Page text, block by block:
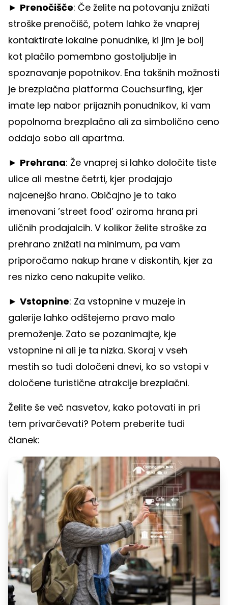
► Prenočišče: Če želite na potovanju znižati
stroške prenočišč, potem lahko že vnaprej
kontaktirate lokalne ponudnike, ki jim je bolj
kot plačilo pomembno gostoljublje in
spoznavanje popotnikov. Ena takšnih možnosti
je brezplačna platforma Couchsurfing, kjer
imate lep nabor prijaznih ponudnikov, ki vam
popolnoma brezplačno ali za simbolično ceno
oddajo sobo ali apartma.
► Prehrana: Že vnaprej si lahko določite tiste
ulice ali mestne četrti, kjer prodajajo
najcenejšo hrano. Običajno je to tako
imenovani ’street food’ oziroma hrana pri
uličnih prodajalcih. V kolikor želite stroške za
prehrano znižati na minimum, pa vam
priporočamo nakup hrane v diskontih, kjer za
res nizko ceno nakupite veliko.
► Vstopnine: Za vstopnine v muzeje in
galerije lahko odštejemo pravo malo
premoženje. Zato se pozanimajte, kje
vstopnine ni ali je ta nizka. Skoraj v vseh
mestih so tudi določeni dnevi, ko so vstopi v
določene turistične atrakcije brezplačni.
Želite še več nasvetov, kako potovati in pri
tem privarčevati? Potem preberite tudi
članek: